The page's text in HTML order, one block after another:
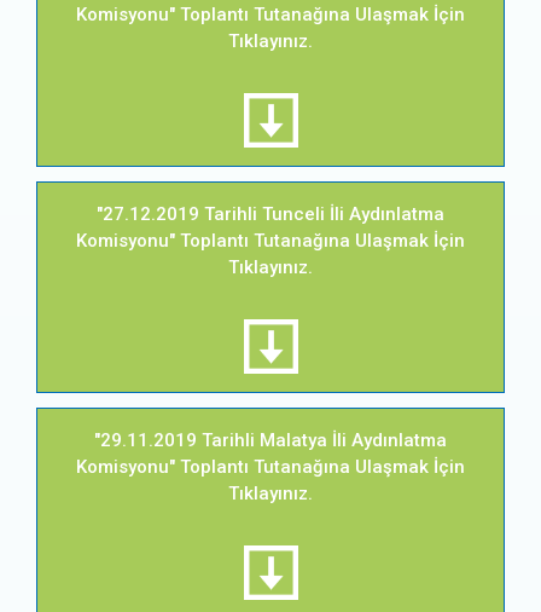
Komisyonu" Toplantı Tutanağına Ulaşmak İçin
Tıklayınız.
"27.12.2019 Tarihli Tunceli İli Aydınlatma
Komisyonu" Toplantı Tutanağına Ulaşmak İçin
Tıklayınız.
"29.11.2019 Tarihli Malatya İli Aydınlatma
Komisyonu" Toplantı Tutanağına Ulaşmak İçin
Tıklayınız.